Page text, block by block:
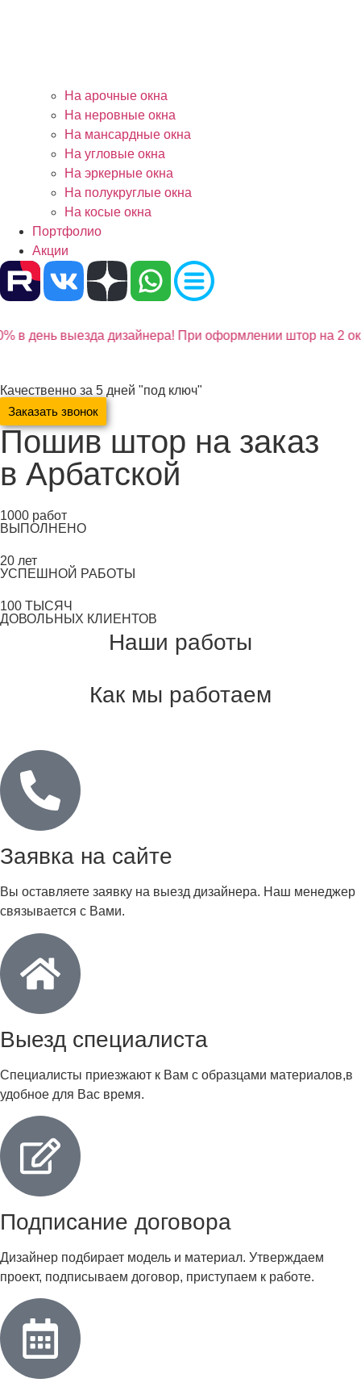
На арочные окна
На неровные окна
На мансардные окна
На угловые окна
На эркерные окна
На полукруглые окна
На косые окна
Портфолио
Акции
в день выезда дизайнера! При оформлении штор на 2
Качественно за 5 дней "под ключ"
Заказать звонок
Пошив штор на заказ
в Арбатской
1000 работ
ВЫПОЛНЕНО
20 лет
УСПЕШНОЙ РАБОТЫ
100 ТЫСЯЧ
ДОВОЛЬНЫХ КЛИЕНТОВ
Наши работы
Как мы работаем
Заявка на сайте
Вы оставляете заявку на выезд дизайнера. Наш менеджер
связывается с Вами.
Выезд специалиста
Специалисты приезжают к Вам с образцами материалов,в
удобное для Вас время.
Подписание договора
Дизайнер подбирает модель и материал. Утверждаем
проект, подписываем договор, приступаем к работе.